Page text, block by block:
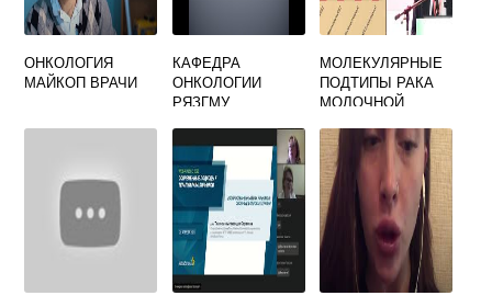
ОНКОЛОГИЯ
МАЙКОП ВРАЧИ
КАФЕДРА
ОНКОЛОГИИ
РЯЗГМУ
МОЛЕКУЛЯРНЫЕ
ПОДТИПЫ РАКА
МОЛОЧНОЙ